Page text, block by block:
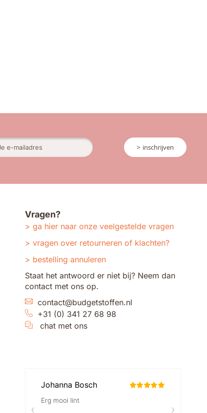
inschrijven
Vragen?
ga hier naar onze veelgestelde vragen
vragen over retourneren of klachten?
bestelling annuleren
Staat het antwoord er niet bij? Neem dan
contact met ons op.
contact@budgetstoffen.nl
+31 (0) 341 27 68 98
chat met ons